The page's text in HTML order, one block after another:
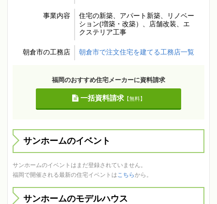
事業内容
住宅の新築、アパート新築、リノベー
ション(増築・改築）、店舗改装、エ
クステリア工事
朝倉市の工務店 朝倉市で注文住宅を建てる工務店一覧
福岡のおすすめ住宅メーカーに資料請求
一括資料請求【無料】
サンホームのイベント
サンホームのイベントはまだ登録されていません。
福岡で開催される最新の住宅イベントは こちらから。
サンホームのモデルハウス